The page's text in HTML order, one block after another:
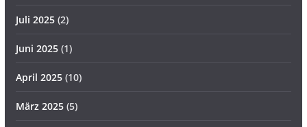
Juli 2025(2)
Juni 2025(1)
April 2025(10)
März 2025(5)